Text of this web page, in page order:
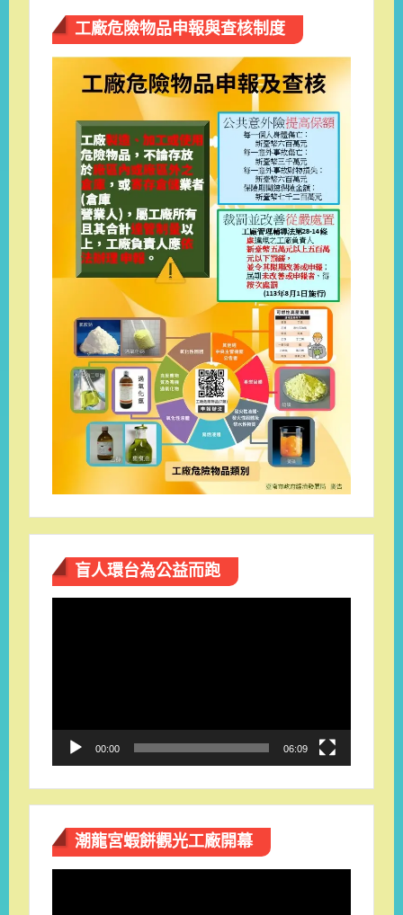
工廠危險物品申報與查核制度
盲人環台​為公益而跑
00:00 06:09
潮龍宮蝦餅觀光工廠開幕